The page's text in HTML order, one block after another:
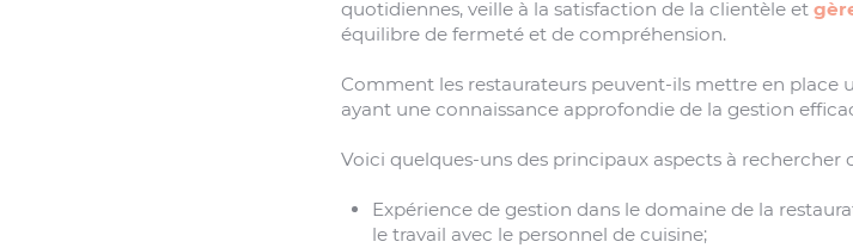
quotidiennes, veille à la satisfaction de la clientèle et
équilibre de fermeté et de compréhension.
Comment les restaurateurs peuvent-ils mettre en
ayant une connaissance approfondie de la gestion
Voici quelques-uns des principaux aspects à
Expérience de gestion dans le domaine de la
le travail avec le personnel de cuisine;